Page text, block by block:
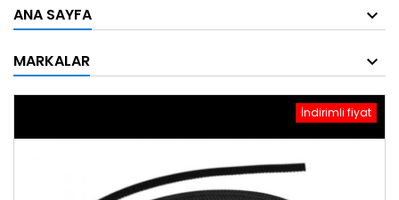
ANA SAYFA
MARKALAR
İndirimli fiyat